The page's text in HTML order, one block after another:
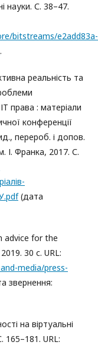
науки. С. 38–47.
bitstreams/e2add83a-
.
реальність та
права : матеріали
конференції
перероб. і допов.
І. Франка, 2017. С.
(дата
advice for the
30 с. URL:
media/press-
звернення:
на віртуальні
165–181. URL: